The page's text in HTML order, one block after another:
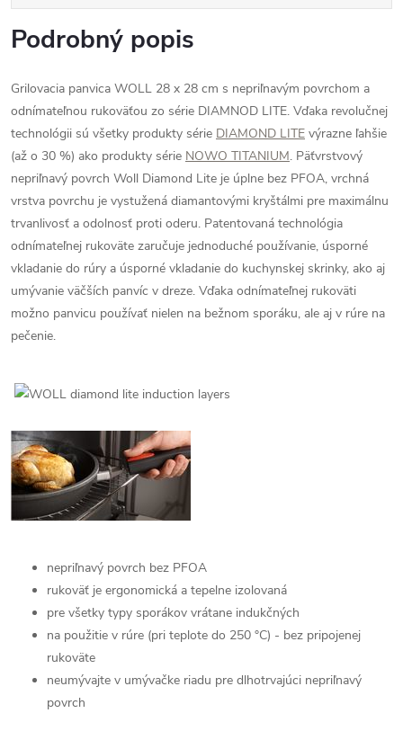
Podrobný popis
Grilovacia panvica WOLL 28 x 28 cm s nepriľnavým povrchom a
odnímateľnou rukoväťou zo série DIAMNOD LITE. Vďaka revolučnej
technológii sú všetky produkty série DIAMOND LITE výrazne ľahšie
(až o 30 %) ako produkty série NOWO TITANIUM. Päťvrstvový
nepriľnavý povrch Woll Diamond Lite je úplne bez PFOA, vrchná
vrstva povrchu je vystužená diamantovými kryštálmi pre maximálnu
trvanlivosť a odolnosť proti oderu. Patentovaná technológia
odnímateľnej rukoväte zaručuje jednoduché používanie, úsporné
vkladanie do rúry a úsporné vkladanie do kuchynskej skrinky, ako aj
umývanie väčších panvíc v dreze. Vďaka odnímateľnej rukoväti
možno panvicu používať nielen na bežnom sporáku, ale aj v rúre na
pečenie.
nepriľnavý povrch bez PFOA
rukoväť je ergonomická a tepelne izolovaná
pre všetky typy sporákov vrátane indukčných
na použitie v rúre (pri teplote do 250 °C) - bez pripojenej
rukoväte
neumývajte v umývačke riadu pre dlhotrvajúci nepriľnavý
povrch